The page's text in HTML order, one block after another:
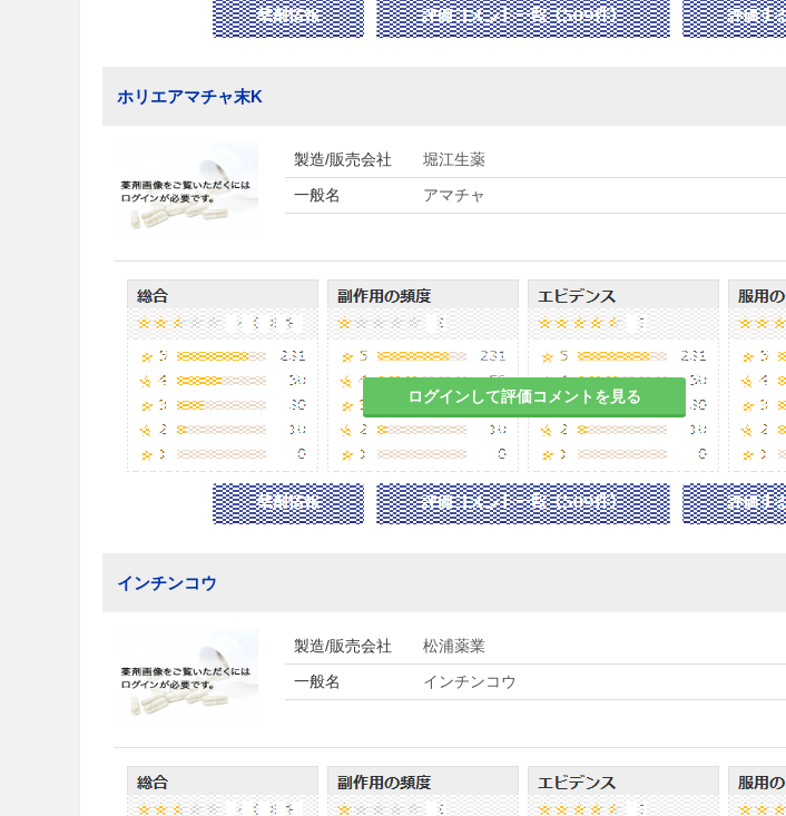
ホリエアマチャ末K
製造/販売会社
堀江生薬
一般名
アマチャ
ログインして評価コメントを見る
インチンコウ
製造/販売会社
松浦薬業
一般名
インチンコウ